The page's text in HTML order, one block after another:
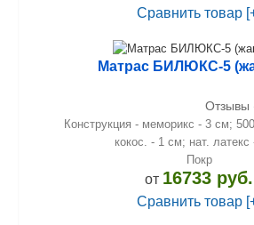
Сравнить товар
Матрас БИЛЮКС-5
Отзывы
Конструкция - меморикс - 3 см;
кокос. - 1 см; нат. латекс
Покр
от 16733 руб.
Сравнить товар